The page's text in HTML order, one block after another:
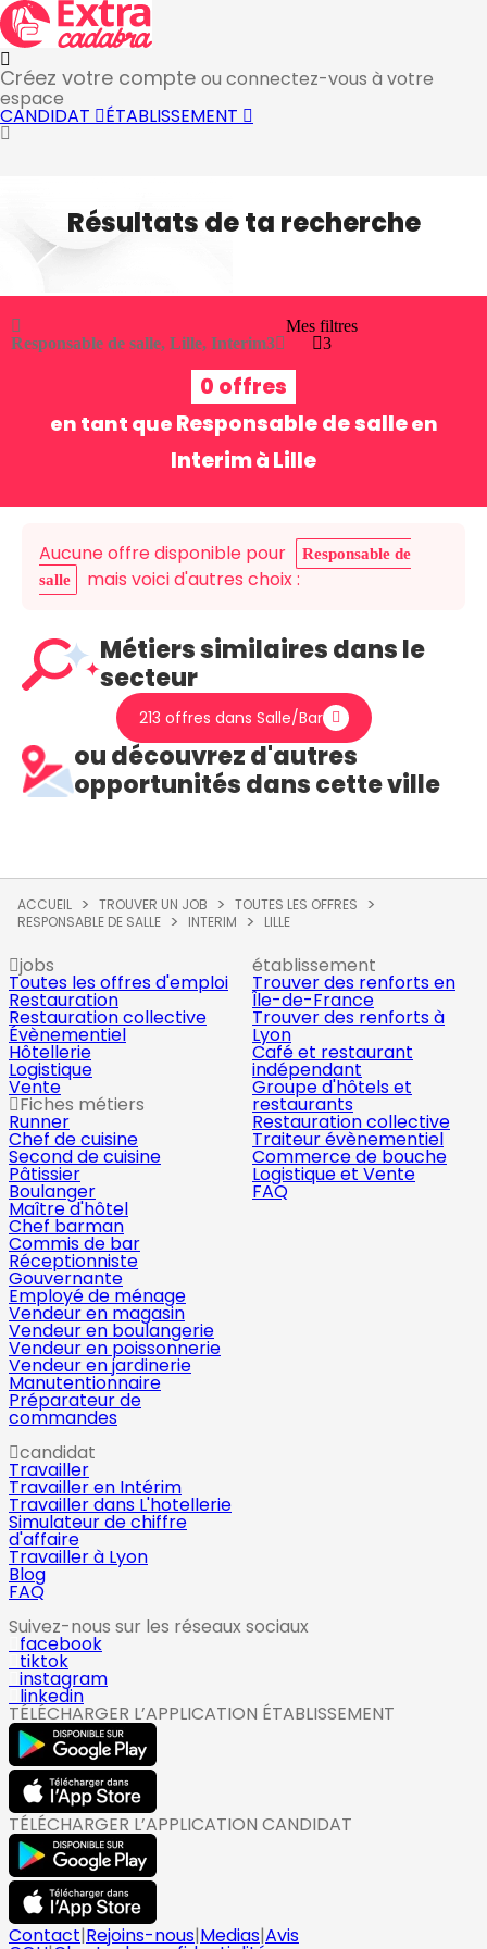
Créez votre compte ou connectez-vous à votre
espace
CANDIDAT ÉTABLISSEMENT
Résultats de ta recherche
Responsable de salle, Lille, Interim3
Mes filtres
3
0 offres
en tant que Responsable de salleen
Interimà Lille
Aucune offre disponible pour
Responsable de
salle
mais voici d'autres choix :
Métiers similaires dans le
secteur
213 offres dans Salle/Bar
ou découvrez d'autres
opportunités dans cette ville
ACCUEIL TROUVER UN JOB
TOUTES LES OFFRES
RESPONSABLE DE SALLE
INTERIM LILLE
jobs
Toutes les offres d'emploi
Restauration
Restauration collective
Évènementiel
Hôtellerie
Logistique
Vente
Fiches métiers
Runner
Chef de cuisine
Second de cuisine
Pâtissier
Boulanger
Maître d'hôtel
Chef barman
Commis de bar
Réceptionniste
Gouvernante
Employé de ménage
Vendeur en magasin
Vendeur en boulangerie
Vendeur en poissonnerie
Vendeur en jardinerie
Manutentionnaire
Préparateur de
commandes
établissement
Trouver des renforts en
Île-de-France
Trouver des renforts à
Lyon
Café et restaurant
indépendant
Groupe d'hôtels et
restaurants
Restauration collective
Traiteur évènementiel
Commerce de bouche
Logistique et Vente
FAQ
candidat
Travailler
Travailler en Intérim
Travailler dans L'hotellerie
Simulateur de chiffre
d'affaire
Travailler à Lyon
Blog
FAQ
Suivez-nous sur les réseaux sociaux
facebook
tiktok
instagram
linkedin
TÉLÉCHARGER L’APPLICATION ÉTABLISSEMENT
TÉLÉCHARGER L’APPLICATION CANDIDAT
Contact|Rejoins-nous|Medias|Avis